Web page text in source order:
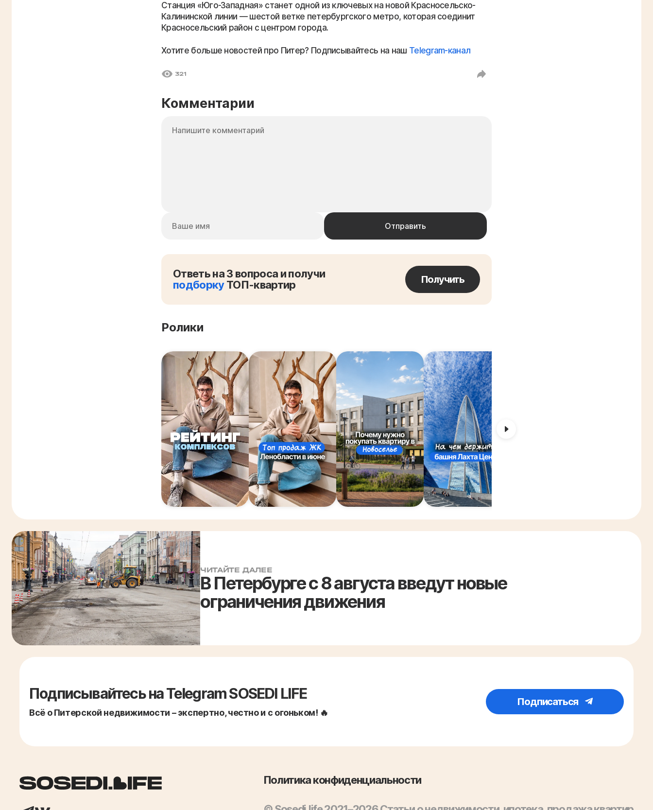
Станция «Юго-Западная» станет одной из ключевых на новой Красносельско-
Калининской линии — шестой ветке петербургского метро, которая соединит
Красносельский район с центром города.
Хотите больше новостей про Питер? Подписывайтесь на наш Telegram-канал
321
Комментарии
Ответь на 3 вопроса и получи
подборкуТОП-квартир Получить
Ролики
ЧИТАЙТЕ ДАЛЕЕ
В Петербурге с 8 августа введут новые
ограничения движения
Подписывайтесь на Telegram SOSEDI LIFE
Всё о Питерской недвижимости – экспертно, честно и с огоньком! 🔥
Подписаться
Политика конфиденциальности